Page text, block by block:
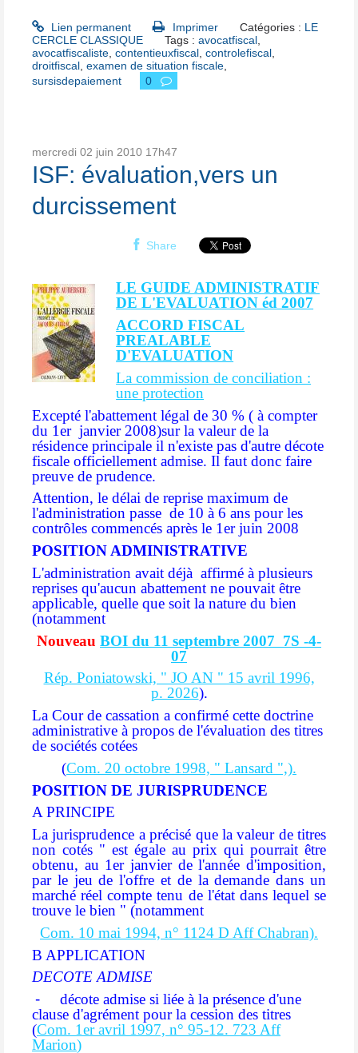
Lien permanent Imprimer Catégories : LE
CERCLE CLASSIQUE
Tags :avocatfiscal,
avocatfiscaliste, contentieuxfiscal, controlefiscal,
droitfiscal, examen de situation fiscale,
sursisdepaiement
0
mercredi 02 juin 2010 17h47
ISF: évaluation,vers un
durcissement
Share
LE GUIDE ADMINISTRATIF
DE L'EVALUATION éd 2007
ACCORD FISCAL
PREALABLE
D'EVALUATION
La commission de conciliation :
une protection
Excepté l'abattement légal de 30 % ( à compter
du 1er janvier 2008)sur la valeur de la
résidence principale il n'existe pas d'autre décote
fiscale officiellement admise. Il faut donc faire
preuve de prudence.
Attention, le délai de reprise maximum de
l'administration passe de 10 à 6 ans pour les
contrôles commencés après le 1er juin 2008
POSITION ADMINISTRATIVE
L'administration avait déjà affirmé à plusieurs
reprises qu'aucun abattement ne pouvait être
applicable, quelle que soit la nature du bien
(notamment
Nouveau BOI du 11 septembre 2007 7S -4-
07
Rép. Poniatowski, " JO AN " 15 avril 1996,
p. 2026).
La Cour de cassation a confirmé cette doctrine
administrative à propos de l'évaluation des titres
de sociétés cotées
(Com. 20 octobre 1998, " Lansard ",).
POSITION DE JURISPRUDENCE
A PRINCIPE
La jurisprudence a précisé que la valeur de titres
non cotés " est égale au prix qui pourrait être
obtenu, au 1er janvier de l'année d'imposition,
par le jeu de l'offre et de la demande dans un
marché réel compte tenu de l'état dans lequel se
trouve le bien " (notamment
Com. 10 mai 1994, n° 1124 D Aff Chabran).
B APPLICATION
DECOTE ADMISE
-
décote admise si liée à la présence d'une
clause d'agrément pour la cession des titres
(Com. 1er avril 1997, n° 95-12. 723 Aff
Marion)